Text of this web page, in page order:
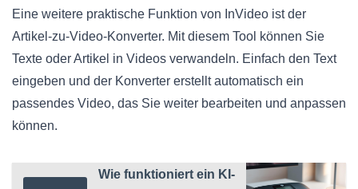
Eine weitere praktische Funktion von InVideo ist der
Artikel-zu-Video-Konverter. Mit diesem Tool können Sie
Texte oder Artikel in Videos verwandeln. Einfach den Text
eingeben und der Konverter erstellt automatisch ein
passendes Video, das Sie weiter bearbeiten und anpassen
können.
Wie funktioniert ein KI-